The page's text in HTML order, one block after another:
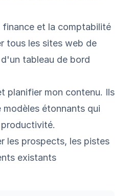
finance et la comptabilité
tous les sites web de
tableau de bord
planifier mon contenu. Ils
étonnants qui
les prospects, les pistes
existants